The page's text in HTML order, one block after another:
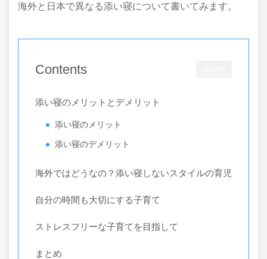
海外と日本で異なる添い寝について書いてみます。
Contents
添い寝のメリットとデメリット
添い寝のメリット
添い寝のデメリット
海外ではどうなの？添い寝しないスタイルの育児
自分の時間も大切にする子育て
ストレスフリーな子育てを目指して
まとめ